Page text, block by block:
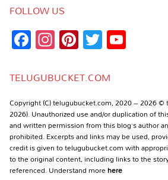
FOLLOW US
Facebook
Instagram
Pinterest
Twitter
TELUGUBUCKET.COM
Copyright (C) telugubucket.com, 2020 – 2026
2026). Unauthorized use and/or duplication of
and written permission from this blog’s author
prohibited. Excerpts and links may be used,
credit is given to telugubucket.com with
to the original content, including links to the
referenced. Understand morehere